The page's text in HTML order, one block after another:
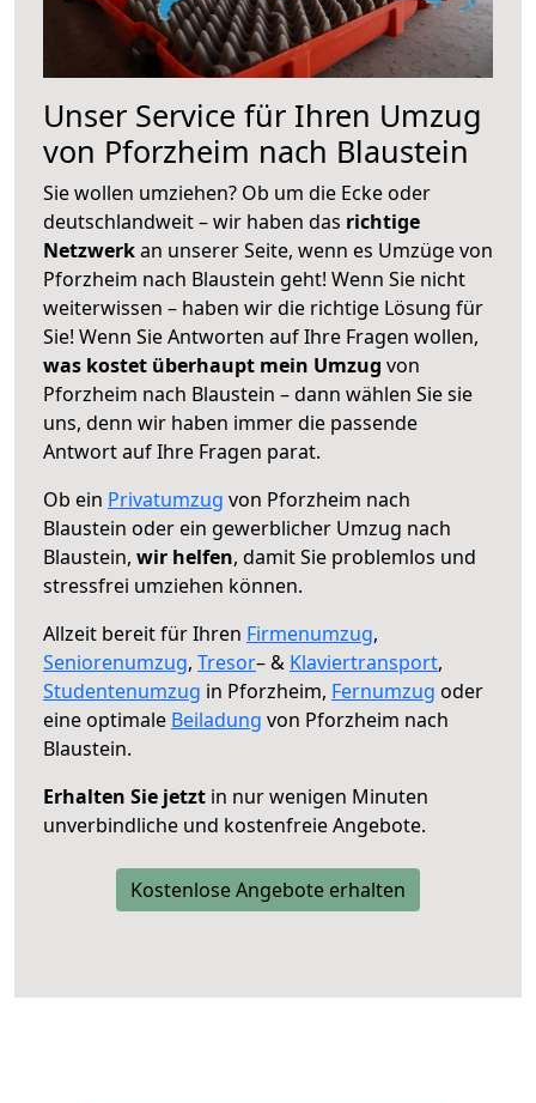
Unser Service für Ihren Umzug
von Pforzheim nach Blaustein
Sie wollen umziehen? Ob um die Ecke oder
deutschlandweit – wir haben das richtige
Netzwerkan unserer Seite, wenn es Umzüge von
Pforzheim nach Blaustein geht! Wenn Sie nicht
weiterwissen – haben wir die richtige Lösung für
Sie! Wenn Sie Antworten auf Ihre Fragen wollen,
was kostet überhaupt mein Umzug von
Pforzheim nach Blaustein – dann wählen Sie sie
uns, denn wir haben immer die passende
Antwort auf Ihre Fragen parat.
Ob ein Privatumzug von Pforzheim nach
Blaustein oder ein gewerblicher Umzug nach
Blaustein, wir helfen, damit Sie problemlos und
stressfrei umziehen können.
Allzeit bereit für Ihren Firmenumzug,
Seniorenumzug, Tresor– & Klaviertransport,
Studentenumzug in Pforzheim, Fernumzug oder
eine optimale Beiladung von Pforzheim nach
Blaustein.
Erhalten Sie jetzt in nur wenigen Minuten
unverbindliche und kostenfreie Angebote.
Kostenlose Angebote erhalten